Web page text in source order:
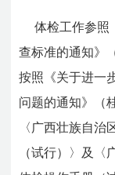
体检工作参照
查标准的通知》
按照《关于进一
问题的通知》（
〈广西壮族自
（试行）〉及